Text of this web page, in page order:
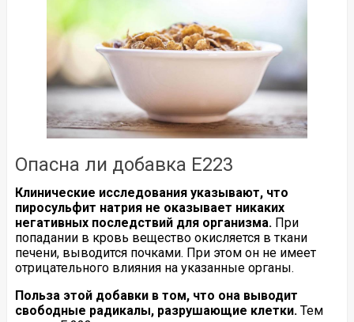
Опасна ли добавка Е223
Клинические исследования указывают, что
пиросульфит натрия не оказывает никаких
негативных последствий для организма.При
попадании в кровь вещество окисляется в ткани
печени, выводится почками. При этом он не имеет
отрицательного влияния на указанные органы.
Польза этой добавки в том, что она выводит
свободные радикалы, разрушающие клетки.Тем